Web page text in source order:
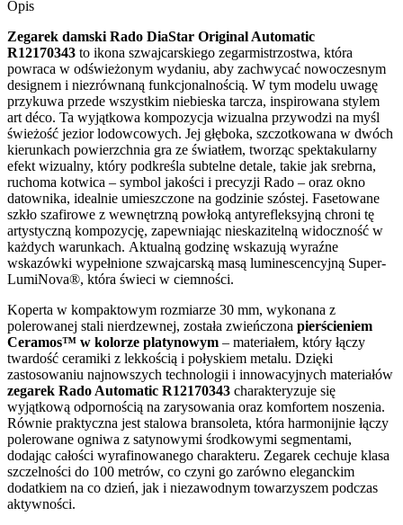
Opis
Zegarek damski Rado DiaStar Original Automatic
R12170343 to ikona szwajcarskiego zegarmistrzostwa, która
powraca w odświeżonym wydaniu, aby zachwycać nowoczesnym
designem i niezrównaną funkcjonalnością. W tym modelu uwagę
przykuwa przede wszystkim niebieska tarcza, inspirowana stylem
art déco. Ta wyjątkowa kompozycja wizualna przywodzi na myśl
świeżość jezior lodowcowych. Jej głęboka, szczotkowana w dwóch
kierunkach powierzchnia gra ze światłem, tworząc spektakularny
efekt wizualny, który podkreśla subtelne detale, takie jak srebrna,
ruchoma kotwica – symbol jakości i precyzji Rado – oraz okno
datownika, idealnie umieszczone na godzinie szóstej. Fasetowane
szkło szafirowe z wewnętrzną powłoką antyrefleksyjną chroni tę
artystyczną kompozycję, zapewniając nieskazitelną widoczność w
każdych warunkach. Aktualną godzinę wskazują wyraźne
wskazówki wypełnione szwajcarską masą luminescencyjną Super-
LumiNova®, która świeci w ciemności.
Koperta w kompaktowym rozmiarze 30 mm, wykonana z
polerowanej stali nierdzewnej, została zwieńczona pierścieniem
Ceramos™ w kolorze platynowym – materiałem, który łączy
twardość ceramiki z lekkością i połyskiem metalu. Dzięki
zastosowaniu najnowszych technologii i innowacyjnych materiałów
zegarek Rado Automatic R12170343 charakteryzuje się
wyjątkową odpornością na zarysowania oraz komfortem noszenia.
Równie praktyczna jest stalowa bransoleta, która harmonijnie łączy
polerowane ogniwa z satynowymi środkowymi segmentami,
dodając całości wyrafinowanego charakteru. Zegarek cechuje klasa
szczelności do 100 metrów, co czyni go zarówno eleganckim
dodatkiem na co dzień, jak i niezawodnym towarzyszem podczas
aktywności.